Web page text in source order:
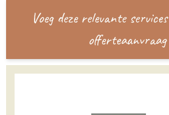
Voeg deze relevante
offerteaanvraag